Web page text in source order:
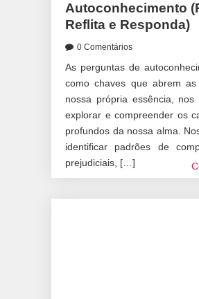
Autoconhecimento
Reflita e Responda)
0 Comentários
As perguntas de
como chaves que abrem
nossa própria essência, nos
explorar e compreender os
profundos da nossa alma.
identificar padrões de
prejudiciais, […]